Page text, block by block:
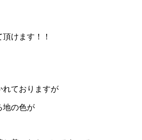
けます！！
れておりますが
地の色が